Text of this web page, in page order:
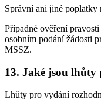
Správní ani jiné poplatky
Případné ověření
osobním podání žádosti
MSSZ.
13. Jaké jsou lhůty
Lhůty pro vydání